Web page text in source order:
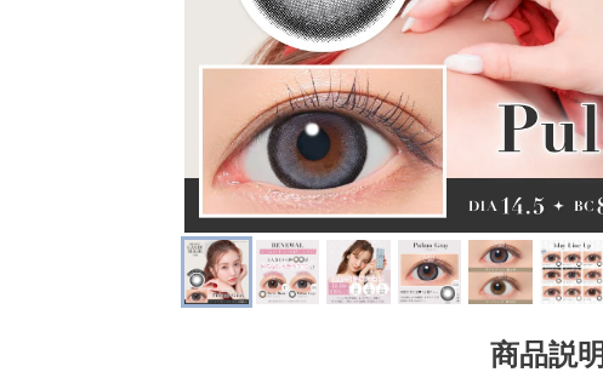
商品説明